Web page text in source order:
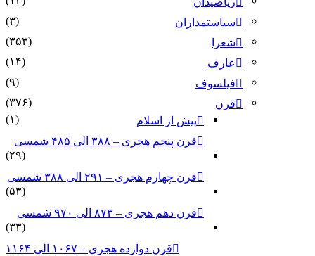
سیاستمداران
(۳)
شعرا
(۳۵۳)
عارف
(۱۴)
فیلسوف
(۹)
قرن
(۳۷۶)
پیش از اسلام
(۱)
قرن پنجم هجری – ۳۸۸ الی ۴۸۵ شمسی
(۲۹)
قرن چهارم هجری – ۲۹۱ الی ۳۸۸ شمسی
(۵۳)
قرن دهم هجری – ۸۷۳ الی ۹۷۰ شمسی
(۳۳)
قرن دوازده هجری – ۱۰۶۷ الی ۱۱۶۴